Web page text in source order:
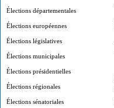
Élections départementales
Élections européennes
Élections législatives
Élections municipales
Élections présidentielles
Élections régionales
Élections sénatoriales